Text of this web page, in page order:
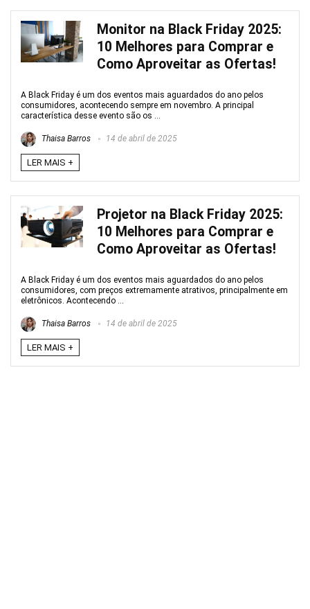
Monitor na Black Friday 2025:
10 Melhores para Comprar e
Como Aproveitar as Ofertas!
A Black Friday é um dos eventos mais aguardados do ano pelos
consumidores, acontecendo sempre em novembro. A principal
característica desse evento são os ...
Thaisa Barros 14 de abril de 2025
LER MAIS +
Projetor na Black Friday 2025:
10 Melhores para Comprar e
Como Aproveitar as Ofertas!
A Black Friday é um dos eventos mais aguardados do ano pelos
consumidores, com preços extremamente atrativos, principalmente em
eletrônicos. Acontecendo ...
Thaisa Barros 14 de abril de 2025
LER MAIS +